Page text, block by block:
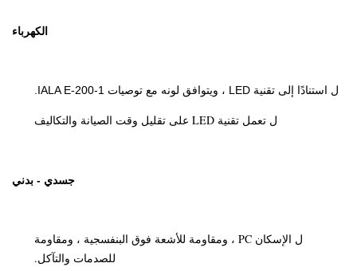
الكهرباء
ل استنادًا إلى تقنية LED ، ويتوافق لونه مع توصيات IALA E-200-1.
ل تعمل تقنية LED على تقليل وقت الصيانة والتكاليف
جسدي - بدني
ل
الإسكان PC ، ومقاومة للأشعة فوق البنفسجية ، ومقاومة
للصدمات والتآكل.